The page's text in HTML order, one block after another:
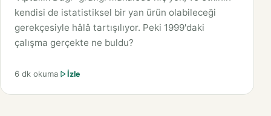
kendisi de istatistiksel bir yan ürün olabileceği
gerekçesiyle hâlâ tartışılıyor. Peki 1999'daki
çalışma gerçekte ne buldu?
6 dk okuma İzle